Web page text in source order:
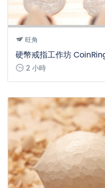
旺角
硬幣戒指工作坊
2 小時